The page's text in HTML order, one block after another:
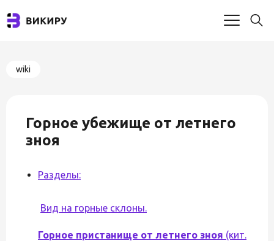
wiki
Горное убежище от летнего
зноя
Разделы:
Вид на горные склоны.
Горное пристанище от летнего зноя (кит.